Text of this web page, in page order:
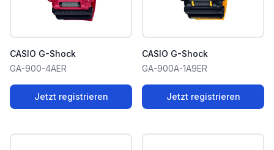
CASIO G-Shock
GA-900-4AER
Jetzt registrieren
CASIO G-Shock
GA-900A-1A9ER
Jetzt registrieren